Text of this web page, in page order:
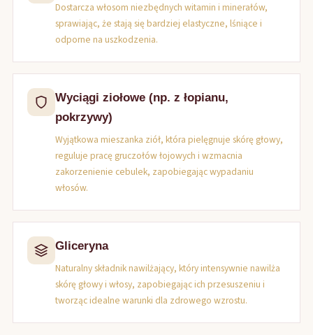
Dostarcza włosom niezbędnych witamin i minerałów,
sprawiając, że stają się bardziej elastyczne, lśniące i
odporne na uszkodzenia.
Wyciągi ziołowe (np. z łopianu,
pokrzywy)
Wyjątkowa mieszanka ziół, która pielęgnuje skórę głowy,
reguluje pracę gruczołów łojowych i wzmacnia
zakorzenienie cebulek, zapobiegając wypadaniu
włosów.
Gliceryna
Naturalny składnik nawilżający, który intensywnie nawilża
skórę głowy i włosy, zapobiegając ich przesuszeniu i
tworząc idealne warunki dla zdrowego wzrostu.